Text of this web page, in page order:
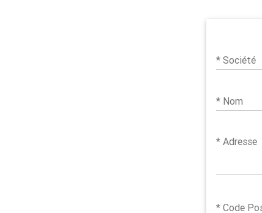
* Société
* Nom
* Adresse
* Code